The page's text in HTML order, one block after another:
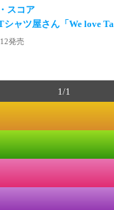
スコア
シャツ屋さん「We love
発売
1/1